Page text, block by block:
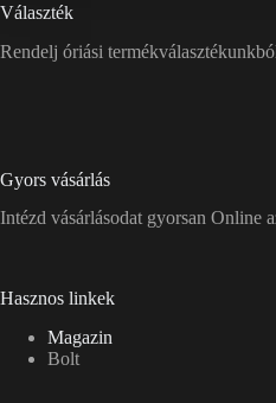
Választék
Rendelj óriási
Gyors vásárlás
Intézd vásárlásodat gyorsan Online
Hasznos linkek
Magazin
Bolt